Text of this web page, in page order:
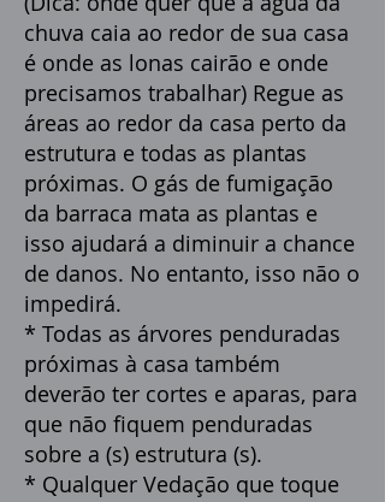
chuva caia ao redor de sua casa
é onde as lonas cairão e onde
precisamos trabalhar) Regue as
áreas ao redor da casa perto da
estrutura e todas as plantas
próximas. O gás de fumigação
da barraca mata as plantas e
isso ajudará a diminuir a chance
de danos. No entanto, isso não o
impedirá.
* Todas as árvores penduradas
próximas à casa também
deverão ter cortes e aparas, para
que não fiquem penduradas
sobre a (s) estrutura (s).
* Qualquer Vedação que toque